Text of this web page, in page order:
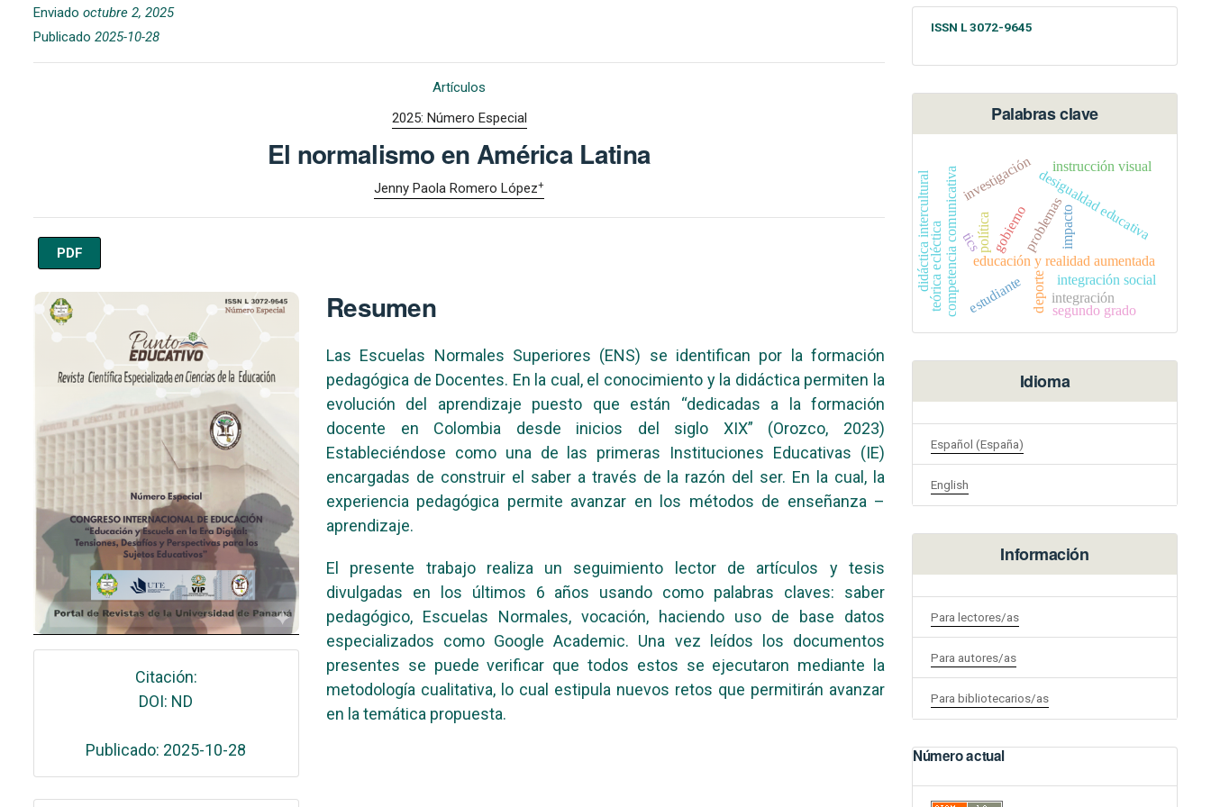
Enviado octubre 2, 2025
Publicado 2025-10-28
Artículos
2025: Número Especial
El normalismo en América Latina
Jenny Paola Romero López+
PDF
Imagen de portada
Citación:
DOI: ND
Publicado: 2025-10-28
Resumen
Las Escuelas Normales Superiores (ENS) se identifican por la formación
pedagógica de Docentes. En la cual, el conocimiento y la didáctica permiten la
evolución del aprendizaje puesto que están “dedicadas a la formación
docente en Colombia desde inicios del siglo XIX” (Orozco, 2023)
Estableciéndose como una de las primeras Instituciones Educativas (IE)
encargadas de construir el saber a través de la razón del ser. En la cual, la
experiencia pedagógica permite avanzar en los métodos de enseñanza –
aprendizaje.
El presente trabajo realiza un seguimiento lector de artículos y tesis
divulgadas en los últimos 6 años usando como palabras claves: saber
pedagógico, Escuelas Normales, vocación, haciendo uso de base datos
especializados como Google Academic. Una vez leídos los documentos
presentes se puede verificar que todos estos se ejecutaron mediante la
metodología cualitativa, lo cual estipula nuevos retos que permitirán avanzar
en la temática propuesta.
ISSN L 3072-9645
Palabras clave
educación y realidad aumentada
deporte
problemasimpacto
gobierno
política
integración social
desigualdad educativa
competencia comunicativa
teórica ecléctica integración
investigación
didáctica intercultural
instrucción visual
segundo grado
estudiante
tics
Idioma
Español (España)
English
Información
Para lectores/as
Para autores/as
Para bibliotecarios/as
Número actual